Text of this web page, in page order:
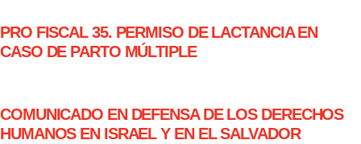
PRO FISCAL 35. PERMISO DE LACTANCIA EN
CASO DE PARTO MÚLTIPLE
COMUNICADO EN DEFENSA DE LOS DERECHOS
HUMANOS EN ISRAEL Y EN EL SALVADOR